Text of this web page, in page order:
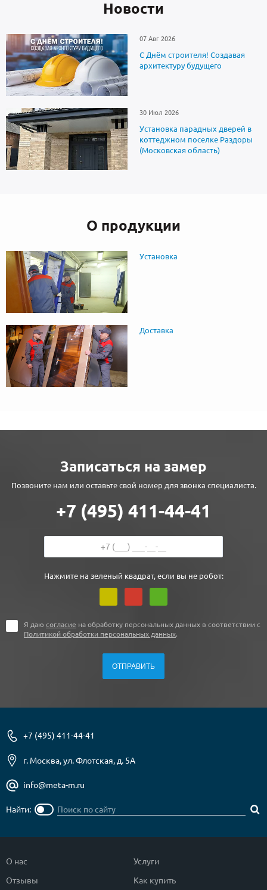
Новоcти
07 Авг 2026
С Днём строителя! Создавая
архитектуру будущего
30 Июл 2026
Установка парадных дверей в
коттеджном поселке Раздоры
(Московская область)
О продукции
Установка
Доставка
Записаться на замер
Позвоните нам или оставьте свой номер для звонка специалиста.
+7 (495) 411-44-41
Нажмите на зеленый квадрат, если вы не робот:
Я даю согласие на обработку персональных данных в соответствии с
Политикой обработки персональных данных.
+7 (495) 411-44-41
г. Москва, ул. Флотская, д. 5А
info@meta-m.ru
Найти:
О нас
Отзывы
Услуги
Как купить